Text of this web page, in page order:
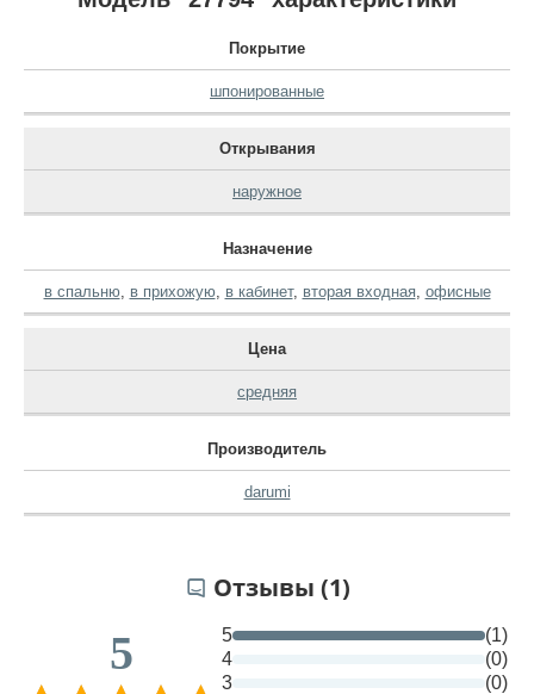
Покрытие
шпонированные
Открывания
наружное
Назначение
в спальню, в прихожую, в кабинет, вторая входная, офисные
Цена
средняя
Производитель
darumi
Отзывы (1)
5 5
(1)
4
(0)
3
(0)